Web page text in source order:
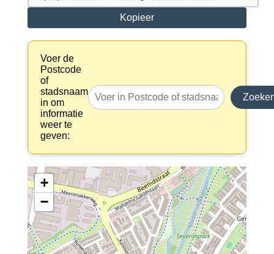
Kopieer
Voer de
Postcode
of
stadsnaam
in om
informatie
weer te
geven:
+
−